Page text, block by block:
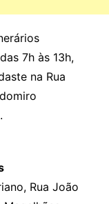
7h às 13h,
na Rua
Rua João